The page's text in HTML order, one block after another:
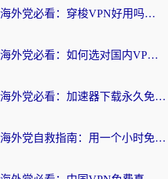
海外党必看：穿梭VPN好用吗？和云帆VPN对比哪个回国效果更好？附真实测评+避坑指南
海外党必看：如何选对国内VPN，实现无缝访问国内资源？
海外党必看：加速器下载永久免费版真的存在吗？教你无缝访问国内资源的正确姿势
海外党自救指南：用一个小时免费加速器，轻松打破国内资源访问壁垒？